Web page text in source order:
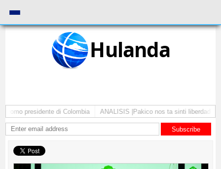
Hulanda
presidente di Colombia ANALISIS |Pakico nos ta sinti liberdad pa
Subscribe